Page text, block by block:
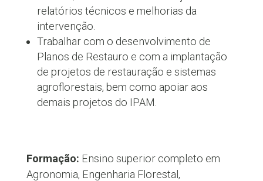
relatórios técnicos e melhorias da
intervenção.
Trabalhar com o desenvolvimento de
Planos de Restauro e com a implantação
de projetos de restauração e sistemas
agroflorestais, bem como apoiar aos
demais projetos do IPAM.
Formação: Ensino superior completo em
Agronomia, Engenharia Florestal,